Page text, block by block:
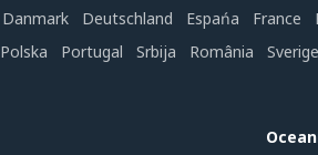
Danmark Deutschland Espańa France
Polska Portugal Srbija România Sverige